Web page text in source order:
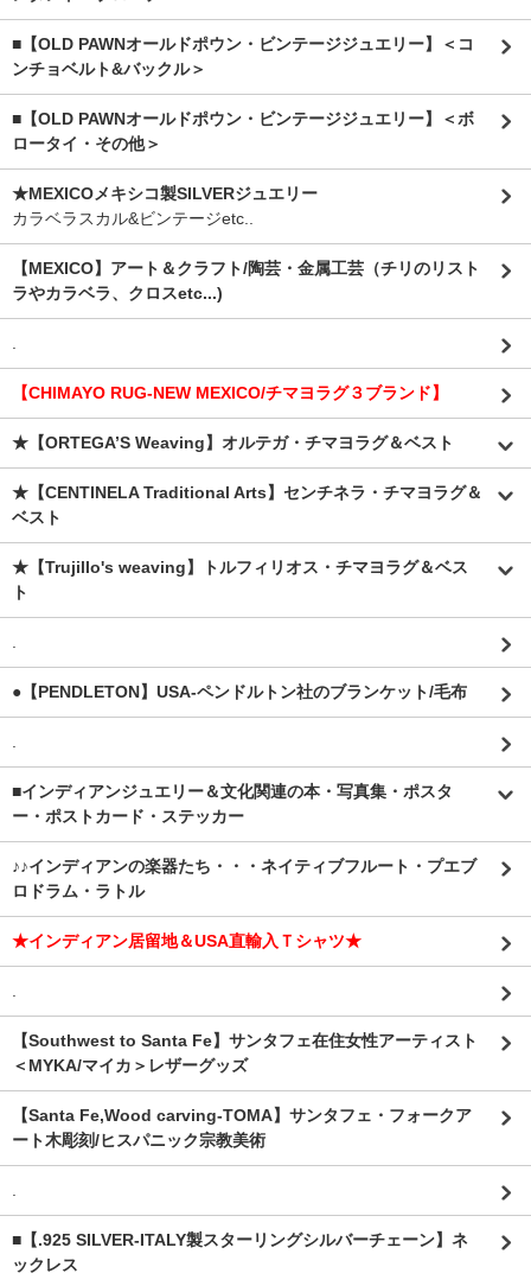
■【OLD PAWNオールドポウン・ビンテージジュエリー】＜コ
ンチョベルト&バックル＞
■【OLD PAWNオールドポウン・ビンテージジュエリー】＜ボ
ロータイ・その他＞
★MEXICOメキシコ製SILVERジュエリー
カラベラスカル&ビンテージetc..
【MEXICO】アート＆クラフト/陶芸・金属工芸（チリのリスト
ラやカラベラ、クロスetc...)
【CHIMAYO RUG-NEW MEXICO/チマヨラグ３ブランド】
★【ORTEGA’S Weaving】オルテガ・チマヨラグ＆ベスト
★【CENTINELA Traditional Arts】センチネラ・チマヨラグ＆
ベスト
★【Trujillo's weaving】トルフィリオス・チマヨラグ＆ベス
ト
●【PENDLETON】USA-ペンドルトン社のブランケット/毛布
■インディアンジュエリー＆文化関連の本・写真集・ポスタ
ー・ポストカード・ステッカー
♪♪インディアンの楽器たち・・・ネイティブフルート・プエブ
ロドラム・ラトル
★インディアン居留地＆USA直輸入Ｔシャツ★
【Southwest to Santa Fe】サンタフェ在住女性アーティスト
＜MYKA/マイカ＞レザーグッズ
【Santa Fe,Wood carving-TOMA】サンタフェ・フォークア
ート木彫刻/ヒスパニック宗教美術
■【.925 SILVER-ITALY製スターリングシルバーチェーン】ネ
ックレス